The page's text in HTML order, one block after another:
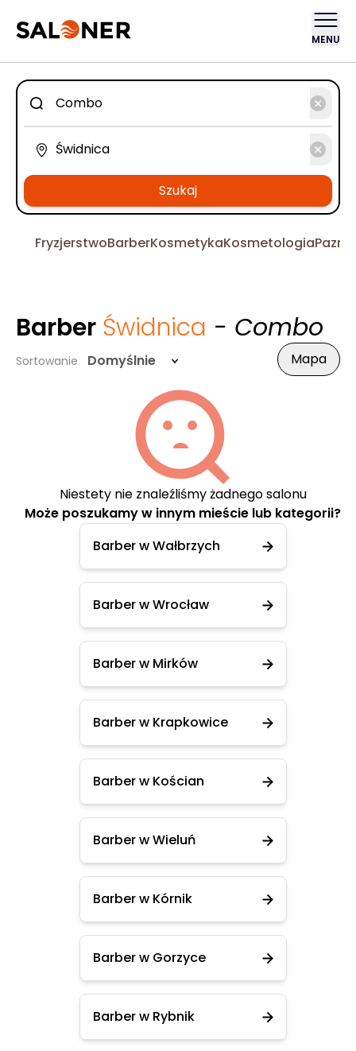
MENU
Szukaj
FryzjerstwoBarberKosmetykaKosmetologia
Barber Świdnica - Combo
Sortowanie Domyślnie Mapa
Niestety nie znaleźliśmy żadnego salonu
Może poszukamy w innym mieście lub kategorii?
Barber w Wałbrzych
Barber w Wrocław
Barber w Mirków
Barber w Krapkowice
Barber w Kościan
Barber w Wieluń
Barber w Kórnik
Barber w Gorzyce
Barber w Rybnik